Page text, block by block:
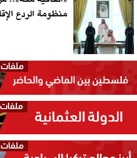
منظومة الردع